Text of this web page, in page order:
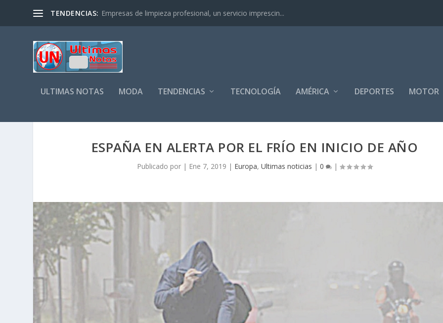
TENDENCIAS: Empresas de limpieza profesional, un servicio imprescin...
ULTIMAS NOTAS MODA TENDENCIAS TECNOLOGÍA AMÉRICA DEPORTES MOTOR
ESPAÑA EN ALERTA POR EL FRÍO EN INICIO DE AÑO
Publicado por | Ene 7, 2019 | Europa, Ultimas noticias | 0 |